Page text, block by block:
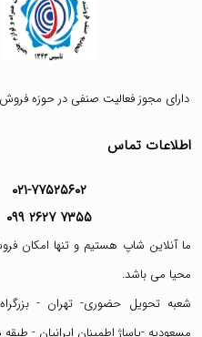
دارای مجوز فعالیت صنفی در حوزه فروش
اطلاعات تماس
۰۲۱-۷۷۵۲۵۶۰۲
۰۹۹ ۲۶۲۷ ۷۳۵۵
ما آنلاین شاپ هستیم و تنها امکان
محیا می باشد.
شعبه تحویل حضوری- تهران - بزرگراه
مسعودیه -پاساژ اطمینان ایرانیان -